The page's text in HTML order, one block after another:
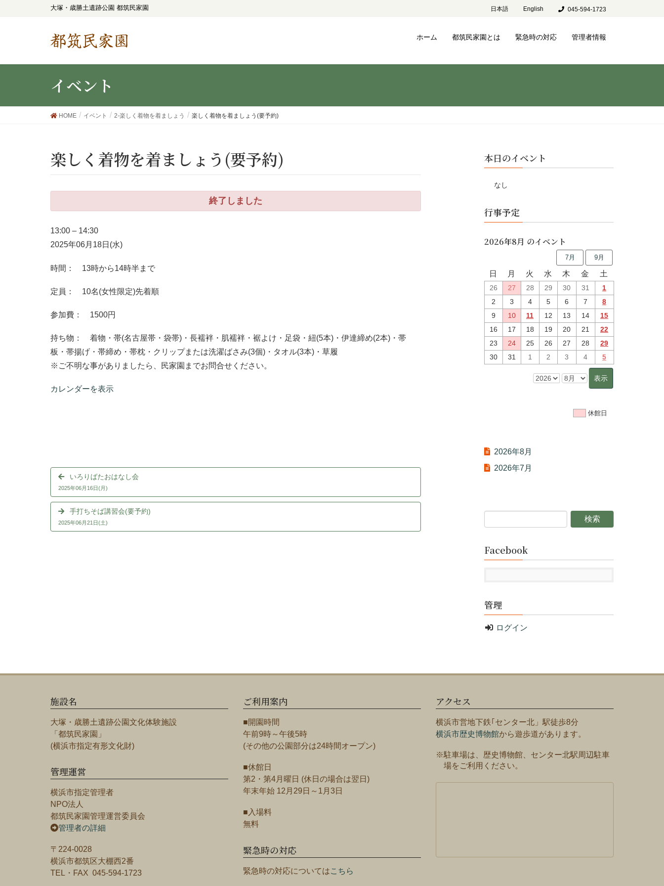
大塚・歳勝土遺跡公園 都筑民家園 日本語 English 045-594-1723
都筑民家園 ホーム 都筑民家園とは 緊急時の対応 管理者情報
イベント
HOME イベント 2-楽しく着物を着ましょう 楽しく着物を着ましょう(要予約)
楽しく着物を着ましょう(要予約)
13:00 – 14:30
2025年06月18日(水)
時間： 13時から14時半まで
定員： 10名(女性限定)先着順
参加費： 1500円
持ち物： 着物・帯(名古屋帯・袋帯)・長襦袢・肌襦袢・裾よけ・足袋・紐(5本)・伊達締め(2本)・帯
板・帯揚げ・帯締め・帯枕・クリップまたは洗濯ばさみ(3個)・タオル(3本)・草履
※ご不明な事がありましたら、民家園までお問合せください。
カレンダーを表示
いろりばたおはなし会
2025年06月16日(月)
手打ちそば講習会(要予約)
2025年06月21日(土)
本日のイベント
なし
行事予定
2026年8月 のイベント
7月 9月
日 月 火 水 木 金 土
26 27 28 29 30 31
1
2
3 4 5 6 7
8
9
10 11 12 13 14
15
16
17 18 19 20 21
22
23
24 25 26 27 28
29
30
31 1 2 3 4 5
休館日
2026年8月
2026年7月
Facebook
管理
ログイン
施設名
大塚・歳勝土遺跡公園文化体験施設
「都筑民家園」
(横浜市指定有形文化財)
管理運営
横浜市指定管理者
NPO法人
都筑民家園管理運営委員会
管理者の詳細
〒224-0028
横浜市都筑区大棚西2番
TEL・FAX 045-594-1723
ご利用案内
■開園時間
午前9時～午後5時
(その他の公園部分は24時間オープン)
■休館日
第2・第4月曜日 (休日の場合は翌日)
年末年始 12月29日～1月3日
■入場料
無料
緊急時の対応
緊急時の対応についてはこちら
アクセス
横浜市営地下鉄｢センター北」駅徒歩8分
横浜市歴史博物館から遊歩道があります。
※駐車場は、歴史博物館、センター北駅周辺駐車
場をご利用ください。